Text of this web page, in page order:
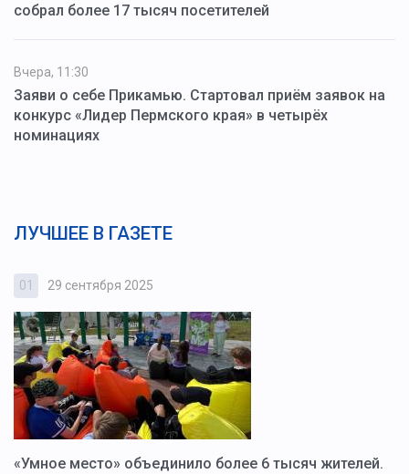
собрал более 17 тысяч посетителей
Вчера, 11:30
Заяви о себе Прикамью. Стартовал приём заявок на
конкурс «Лидер Пермского края» в четырёх
номинациях
ЛУЧШЕЕ В ГАЗЕТЕ
01 29 сентября 2025
«Умное место» объединило более 6 тысяч жителей.